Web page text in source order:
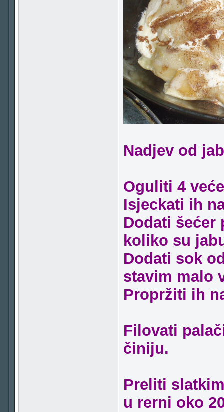
Nadjev od
Oguliti 4
Isjeckati ih
Dodati šećer
koliko su
Dodati sok
stavim malo
Propržiti ih
Filovati
činiju.
Preliti
u rerni oko